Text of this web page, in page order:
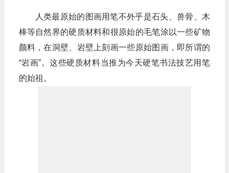
人类最原始的图画用笔不外乎是石头、兽骨、木
棒等自然界的硬质材料和很原始的毛笔涂以一些矿物
颜料，在洞壁、岩壁上刻画一些原始图画，即所谓的
“岩画”。这些硬质材料当推为今天硬笔书法技艺用笔
的始祖。